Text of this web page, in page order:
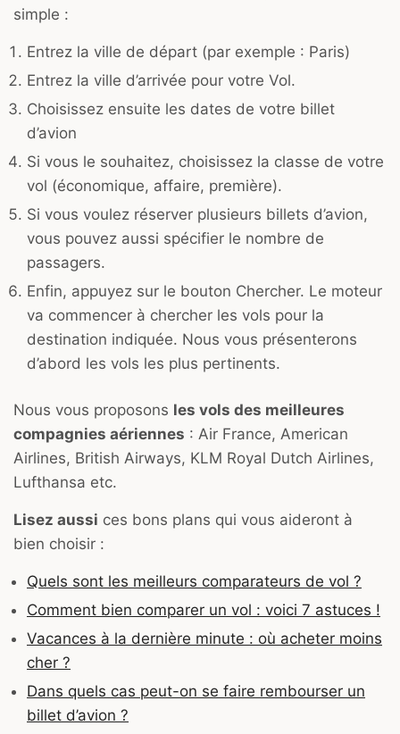
simple :
Entrez la ville de départ (par exemple : Paris)
Entrez la ville d’arrivée pour votre Vol.
Choisissez ensuite les dates de votre billet
d’avion
Si vous le souhaitez, choisissez la classe de votre
vol (économique, affaire, première).
Si vous voulez réserver plusieurs billets d’avion,
vous pouvez aussi spécifier le nombre de
passagers.
Enfin, appuyez sur le bouton Chercher. Le moteur
va commencer à chercher les vols pour la
destination indiquée. Nous vous présenterons
d’abord les vols les plus pertinents.
Nous vous proposons les vols des meilleures
compagnies aériennes : Air France, American
Airlines, British Airways, KLM Royal Dutch Airlines,
Lufthansa etc.
Lisez aussi ces bons plans qui vous aideront à
bien choisir :
Quels sont les meilleurs comparateurs de vol ?
Comment bien comparer un vol : voici 7 astuces !
Vacances à la dernière minute : où acheter moins
cher ?
Dans quels cas peut-on se faire rembourser un
billet d’avion ?